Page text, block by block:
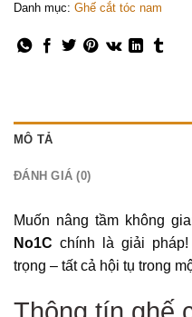
Danh mục: Ghế cắt tóc nam
MÔ TẢ
ĐÁNH GIÁ (0)
Muốn nâng tầm không
No1C chính là giải
trọng – tất cả hội tụ trong